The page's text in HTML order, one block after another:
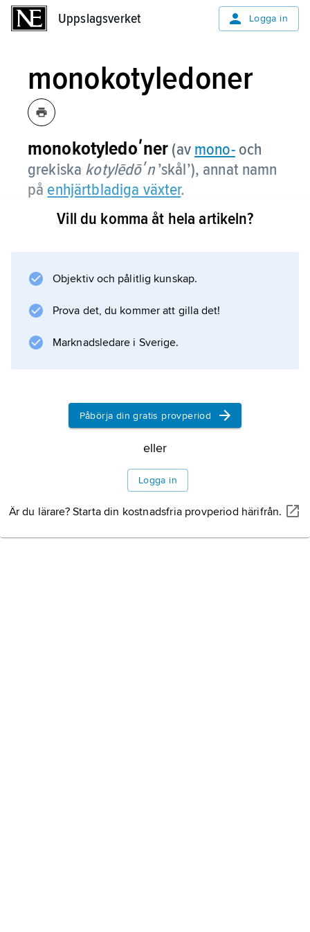
Uppslagsverket Logga in
monokotyledoner
monokotyledoʹner (av mono-och
grekiska kotylēdōʹn’skål’), annat namn
på enhjärtbladiga växter.
Information om artikeln
Vill du komma åt hela artikeln?
Objektiv och pålitlig kunskap.
Prova det, du kommer att gilla det!
Marknadsledare i Sverige.
Påbörja din gratis provperiod
eller
Logga in
Är du lärare? Starta din kostnadsfria provperiod härifrån.